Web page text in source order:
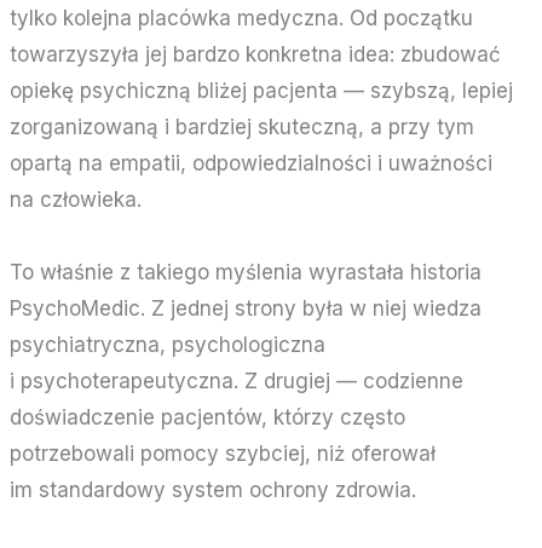
tylko kolejna placówka medyczna. Od początku
towarzyszyła jej bardzo konkretna idea: zbudować
opiekę psychiczną bliżej pacjenta — szybszą, lepiej
zorganizowaną i bardziej skuteczną, a przy tym
opartą na empatii, odpowiedzialności i uważności
na człowieka.
To właśnie z takiego myślenia wyrastała historia
PsychoMedic. Z jednej strony była w niej wiedza
psychiatryczna, psychologiczna
i psychoterapeutyczna. Z drugiej — codzienne
doświadczenie pacjentów, którzy często
potrzebowali pomocy szybciej, niż oferował
im standardowy system ochrony zdrowia.